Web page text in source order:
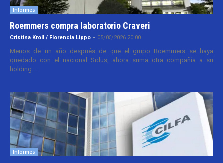
Informes
Roemmers compra laboratorio Craveri
Cristina Kroll / Florencia Lippo - 05/05/2026 20:00
Menos de un año después de que el grupo Roemmers se haya
quedado con el nacional Sidus, ahora suma otra compañía a su
holding....
Informes